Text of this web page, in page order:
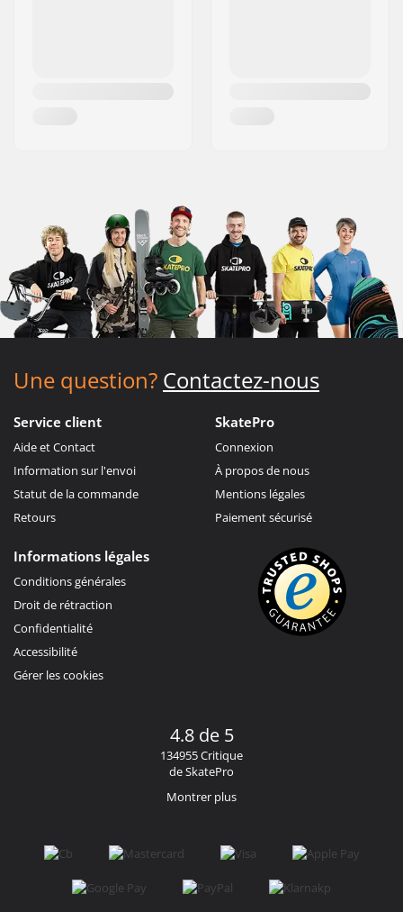
Une question? Contactez-nous
Service client
Aide et Contact
Information sur l'envoi
Statut de la commande
Retours
SkatePro
Connexion
À propos de nous
Mentions légales
Paiement sécurisé
Informations légales
Conditions générales
Droit de rétraction
Confidentialité
Accessibilité
Gérer les cookies
4.8 de 5
134955 Critique
de SkatePro
Montrer plus